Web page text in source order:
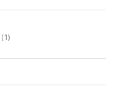
(1)